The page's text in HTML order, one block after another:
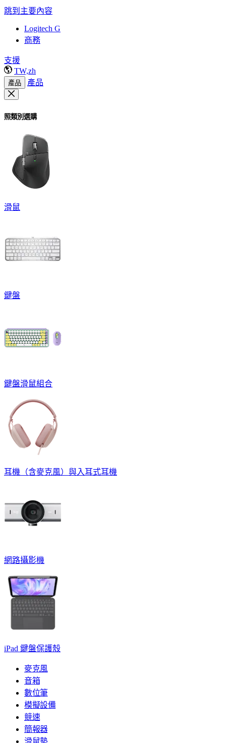
跳到主要內容
Logitech G
商務
支援
TW,zh
產品 產品
照類別選購
滑鼠
鍵盤
鍵盤滑鼠組合
耳機（含麥克風）與入耳式耳機
網路攝影機
iPad 鍵盤保護殼
麥克風
音箱
數位筆
模擬設備
競速
簡報器
滑鼠墊